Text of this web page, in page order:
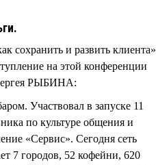
сохранить и развить клиента»
на этой конференции
РЫБИНА:
Участвовал в запуске 11
по культуре общения и
«Сервис». Сегодня сеть
7 городов, 52 кофейни, 620